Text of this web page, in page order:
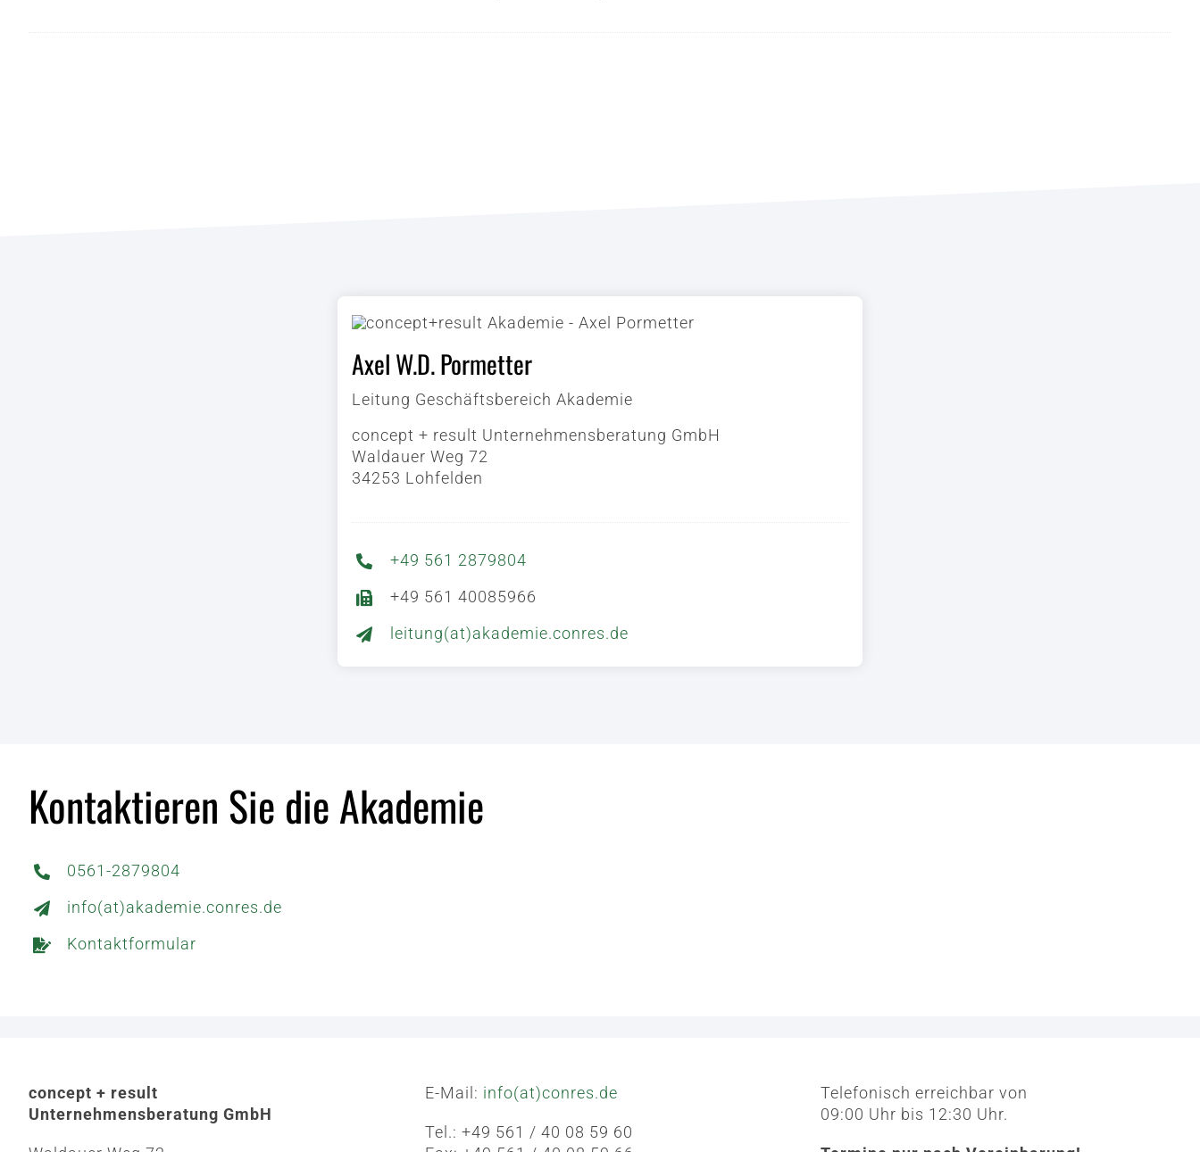
Axel W.D. Pormetter
Leitung Geschäftsbereich Akademie
concept + result Unternehmensberatung GmbH
Waldauer Weg 72
34253 Lohfelden
+49 561 2879804
+49 561 40085966
leitung(at)akademie.conres.de
Kontaktieren Sie die Akademie
0561-2879804
info(at)akademie.conres.de
Kontaktformular
concept + result
Unternehmensberatung GmbH
E-Mail: info(at)conres.de
Tel.: +49 561 / 40 08 59 60
Telefonisch erreichbar von
09:00 Uhr bis 12:30 Uhr.